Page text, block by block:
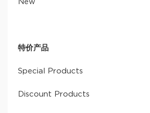
New
特价产品
Special Products
Discount Products